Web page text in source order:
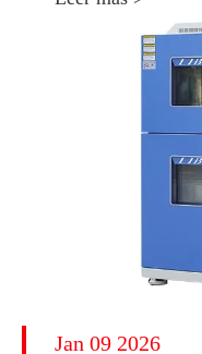
Jan 09 2026